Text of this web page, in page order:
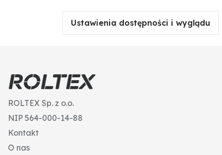
Ustawienia dostępności i wyglądu
ROLTEX Sp. z o.o.
NIP 564-000-14-88
Kontakt
O nas